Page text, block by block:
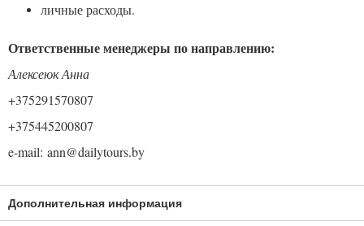
личные
Ответственные менеджеры по направлению:
Алексеюк Анна
+375291570807
+375445200807
e-mail: ann@dailytours.by
Дополнительная информация